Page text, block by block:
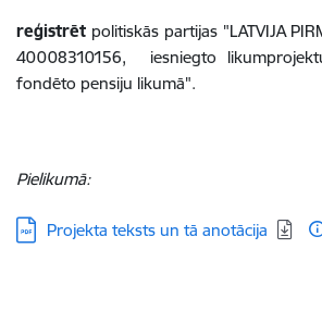
reģistrēt politiskās partijas "LATVIJA
40008310156, iesniegto
fondēto pensiju likumā".
Pielikumā:
Lejupielādēt:
Projekta teksts un tā anotācija